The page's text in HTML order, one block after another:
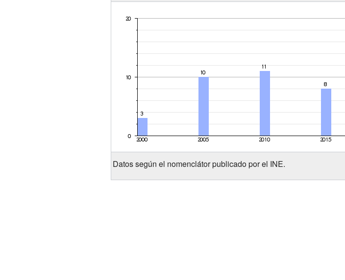
Datos según el nomenclátor publicado por el INE.